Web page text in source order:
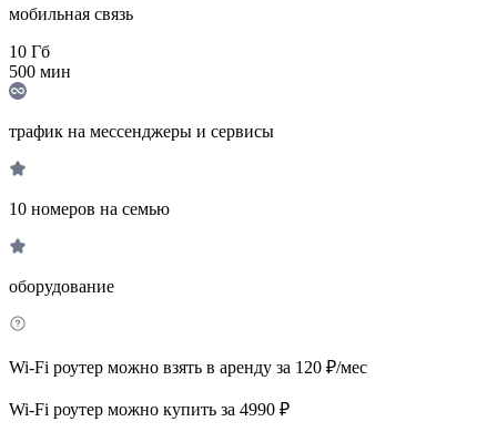
мобильная связь
10 Гб
500 мин
трафик на мессенджеры и сервисы
10 номеров на семью
оборудование
Wi-Fi роутер можно взять в аренду за 120 ₽/мес
Wi-Fi роутер можно купить за 4990 ₽